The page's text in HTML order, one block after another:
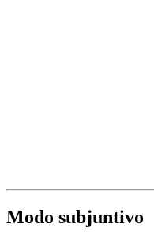
Modo subjuntivo